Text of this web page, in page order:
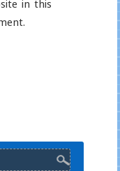
in this